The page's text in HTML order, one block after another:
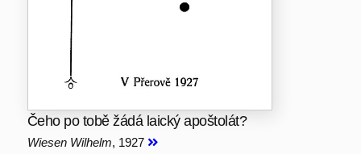
Čeho po tobě žádá laický apoštolát?
Wiesen Wilhelm, 1927